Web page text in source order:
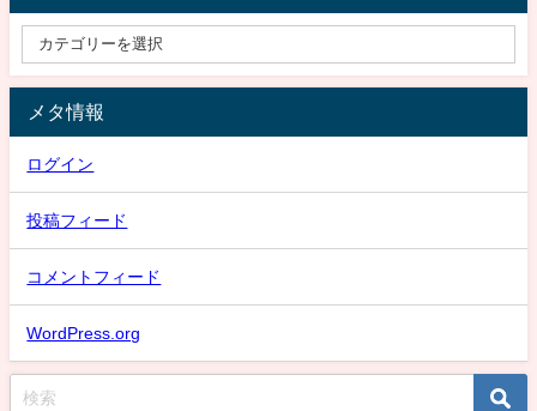
メタ情報
ログイン
投稿フィード
コメントフィード
WordPress.org